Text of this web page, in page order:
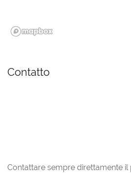
Contatto
Contattare sempre direttamente